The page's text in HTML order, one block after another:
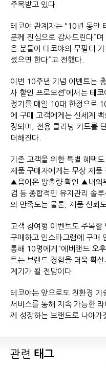
주목받고 있다.
테코야 관계자는 “10년 동안
분께 진심으로 감사드린다”
은 분들이 테코야의 무필터
셨으면 한다”고 전했다.
이번 10주년 기념 이벤트는
사 할인 프로모션’에서는 테코
정기를 매일 10대 한정으로
에 구매 고객에게는 신세계
정되며, 전용 클리닝 키트를
더해진다.
기존 고객을 위한 특별 혜택
제품 구매자에게는 무상 제
▲음이온 방출량 확인 ▲내외
검 등 종합적인 유지관리 솔
의 만족도는 물론, 제품 신뢰
고객 참여형 이벤트도 주목할
구매하고 인스타그램에 구매
통해 10명에게 ‘에버랜드 오
트는 브랜드 경험을 더욱 확
계기가 될 전망이다.
테코야는 앞으로도 친환경
서비스를 통해 지속 가능한
께 성장하는 브랜드로 나아가
관련 태그